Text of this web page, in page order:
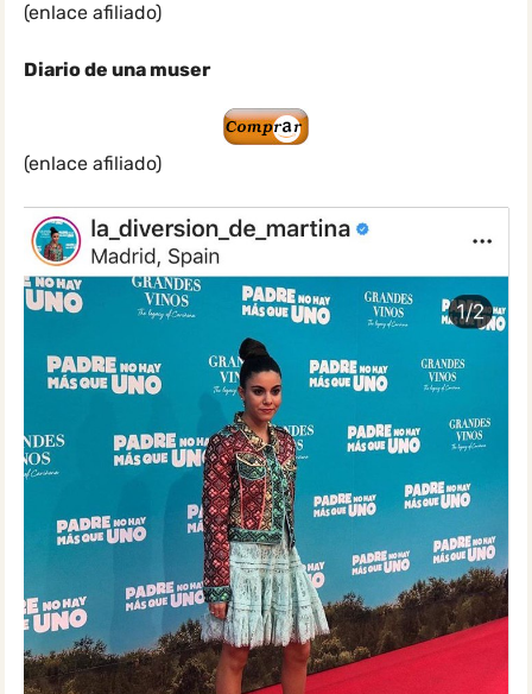
(enlace afiliado)
Diario de una muser
(enlace afiliado)